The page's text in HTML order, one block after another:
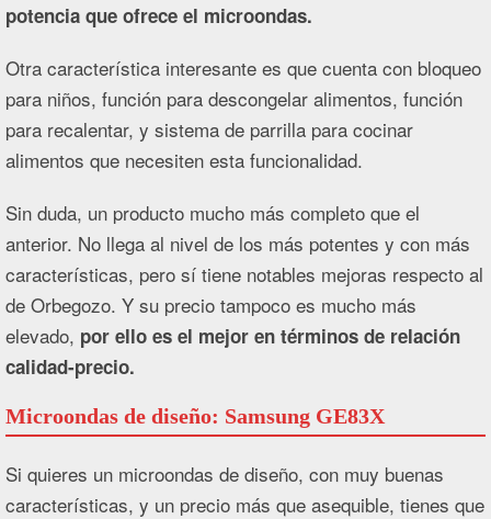
potencia que ofrece el microondas.
Otra característica interesante es que cuenta con bloqueo
para niños, función para descongelar alimentos, función
para recalentar, y sistema de parrilla para cocinar
alimentos que necesiten esta funcionalidad.
Sin duda, un producto mucho más completo que el
anterior. No llega al nivel de los más potentes y con más
características, pero sí tiene notables mejoras respecto al
de Orbegozo. Y su precio tampoco es mucho más
elevado, por ello es el mejor en términos de relación
calidad-precio.
Microondas de diseño: Samsung GE83X
Si quieres un microondas de diseño, con muy buenas
características, y un precio más que asequible, tienes que